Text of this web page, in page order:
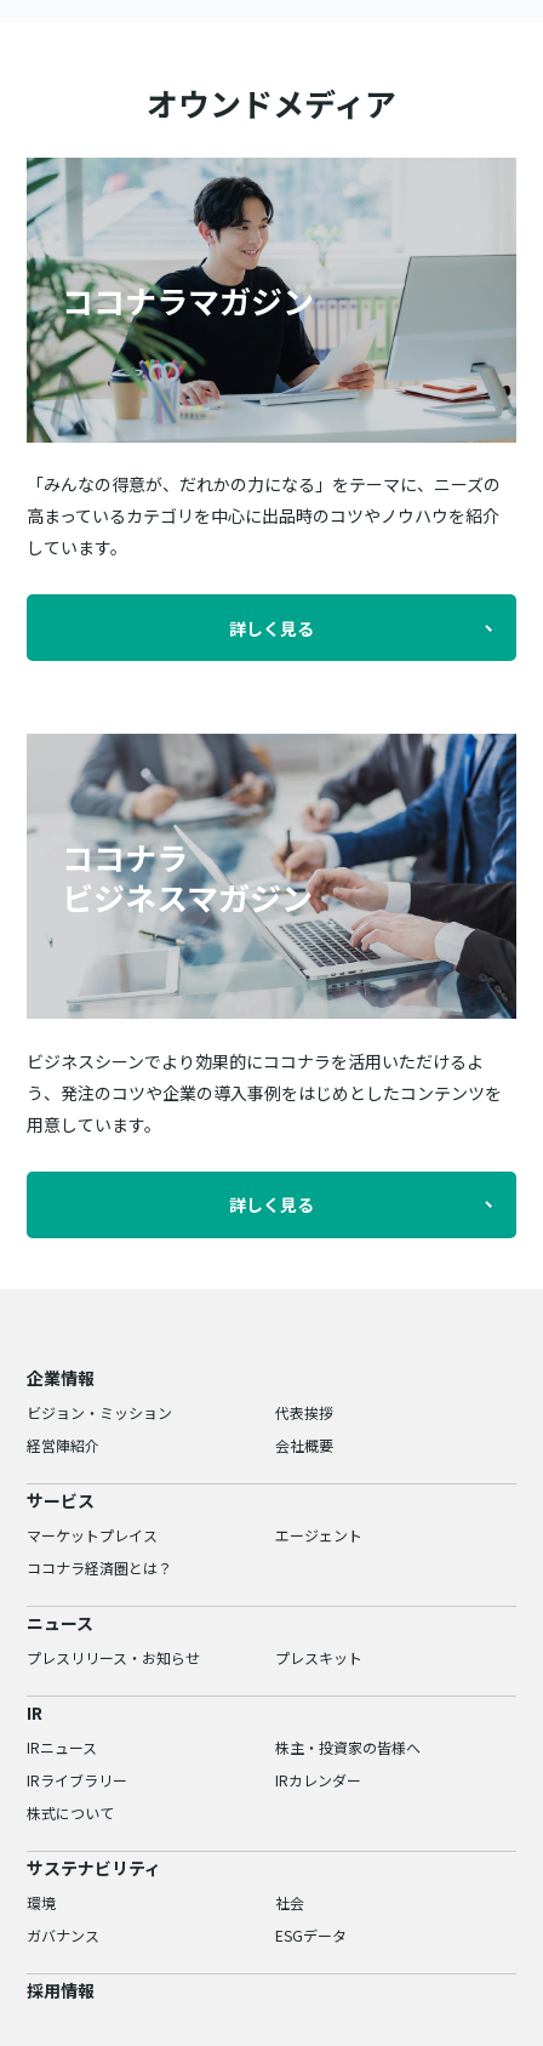
オウンドメディア
ココナラマガジン
「みんなの得意が、だれかの力になる」をテーマに、ニーズの
高まっているカテゴリを中心に出品時のコツやノウハウを紹介
しています。
詳しく見る
ココナラ
ビジネスマガジン
ビジネスシーンでより効果的にココナラを活用いただけるよ
う、発注のコツや企業の導入事例をはじめとしたコンテンツを
用意しています。
詳しく見る
企業情報
ビジョン・ミッション
代表挨拶
経営陣紹介
会社概要
サービス
マーケットプレイス
エージェント
ココナラ経済圏とは？
ニュース
プレスリリース・お知らせ プレスキット
IR
IRニュース
株主・投資家の皆様へ
IRライブラリー
IRカレンダー
株式について
サステナビリティ
環境
社会
ガバナンス
ESGデータ
採用情報